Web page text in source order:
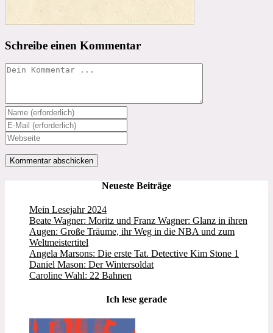
Schreibe einen Kommentar
Kommentieren
Gib
deinen
Namen
oder
Benutzernamen
zum
Gib
deine
E-
Mail-
Adresse
Gib
deine
Website-
URL
Neueste Beiträge
Mein Lesejahr 2024
Beate Wagner: Moritz und Franz Wagner: Glanz in ihren
Augen: Große Träume, ihr Weg in die NBA und zum
Weltmeistertitel
Angela Marsons: Die erste Tat. Detective Kim Stone 1
Daniel Mason: Der Wintersoldat
Caroline Wahl: 22 Bahnen
Ich lese gerade